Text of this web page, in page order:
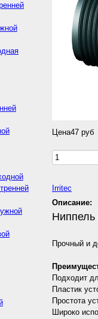
Цена47 руб
Irritec
Описание:
Прочный и
Подходит
Пластик
Простота
Широко